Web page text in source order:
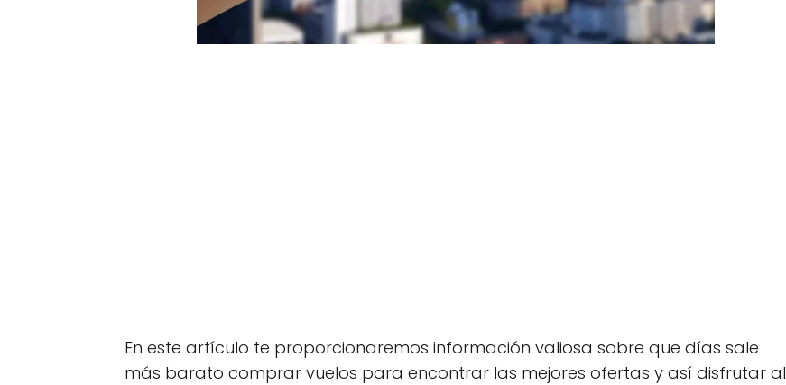
En este artículo te proporcionaremos información valiosa sobre que días sale
más barato comprar vuelos para encontrar las mejores ofertas y así disfrutar al